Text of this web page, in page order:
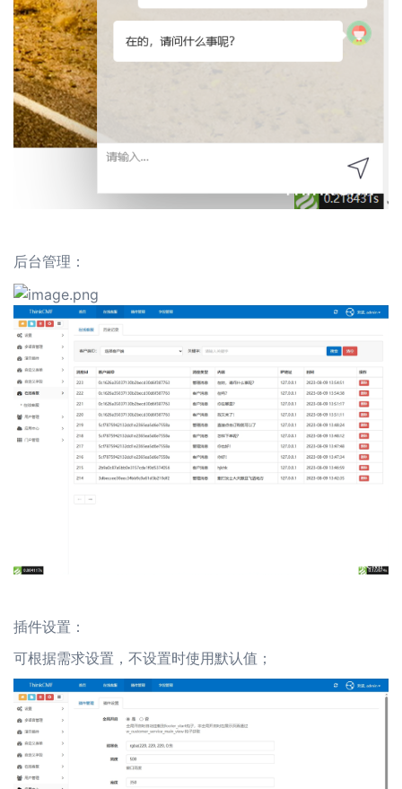
后台管理：
插件设置：
可根据需求设置，不设置时使用默认值；